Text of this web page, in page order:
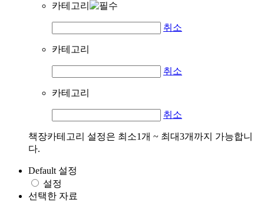
카테고리
취소
카테고리
취소
카테고리
취소
책장카테고리 설정은 최소1개 ~ 최대3개까지 가능합니
다.
Default 설정
설정
선택한 자료